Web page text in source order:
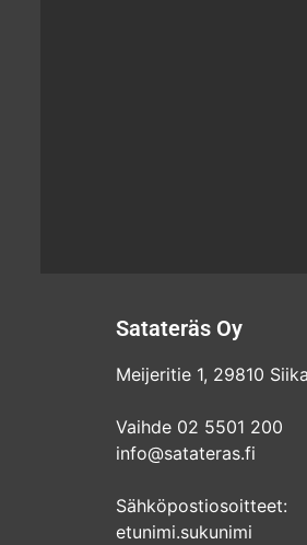
Satateräs Oy
Meijeritie 1, 29810
Vaihde 02 5501 200
info@satateras.fi
Sähköpostiosoitteet:
etunimi.sukunimi